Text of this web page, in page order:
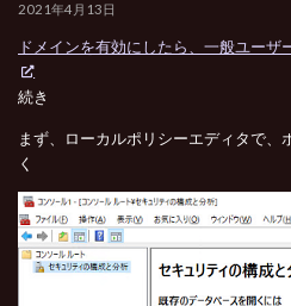
2021年4月13日
ドメインを有効にしたら、一般ユー
続き
まず、ローカルポリシーエディタで、
く